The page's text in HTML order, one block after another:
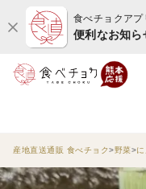
食べチョクアプ
便利なお知ら
産地直送通販 食べチョク 野菜 に